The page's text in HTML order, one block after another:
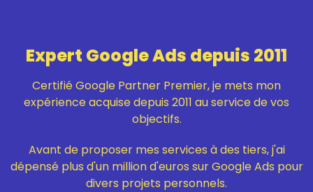
Expert Google Ads depuis 2011
Certifié Google Partner Premier, je mets mon
expérience acquise depuis 2011 au service de vos
objectifs.
Avant de proposer mes services à des tiers, j'ai
dépensé plus d'un million d'euros sur Google Ads pour
divers projets personnels.